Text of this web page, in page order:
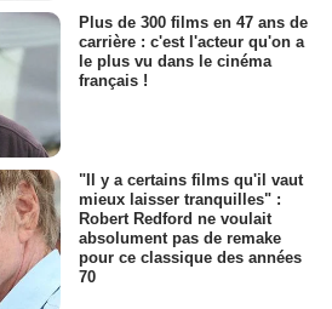
Plus de 300 films en 47 ans de
carrière : c'est l'acteur qu'on a
le plus vu dans le cinéma
français !
"Il y a certains films qu'il vaut
mieux laisser tranquilles" :
Robert Redford ne voulait
absolument pas de remake
pour ce classique des années
70